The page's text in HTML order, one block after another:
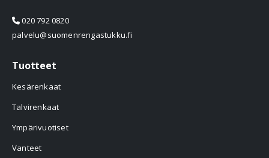
020 792 0820
palvelu@suomenrengastukku.fi
Tuotteet
Kesärenkaat
Talvirenkaat
Ympärivuotiset
Vanteet